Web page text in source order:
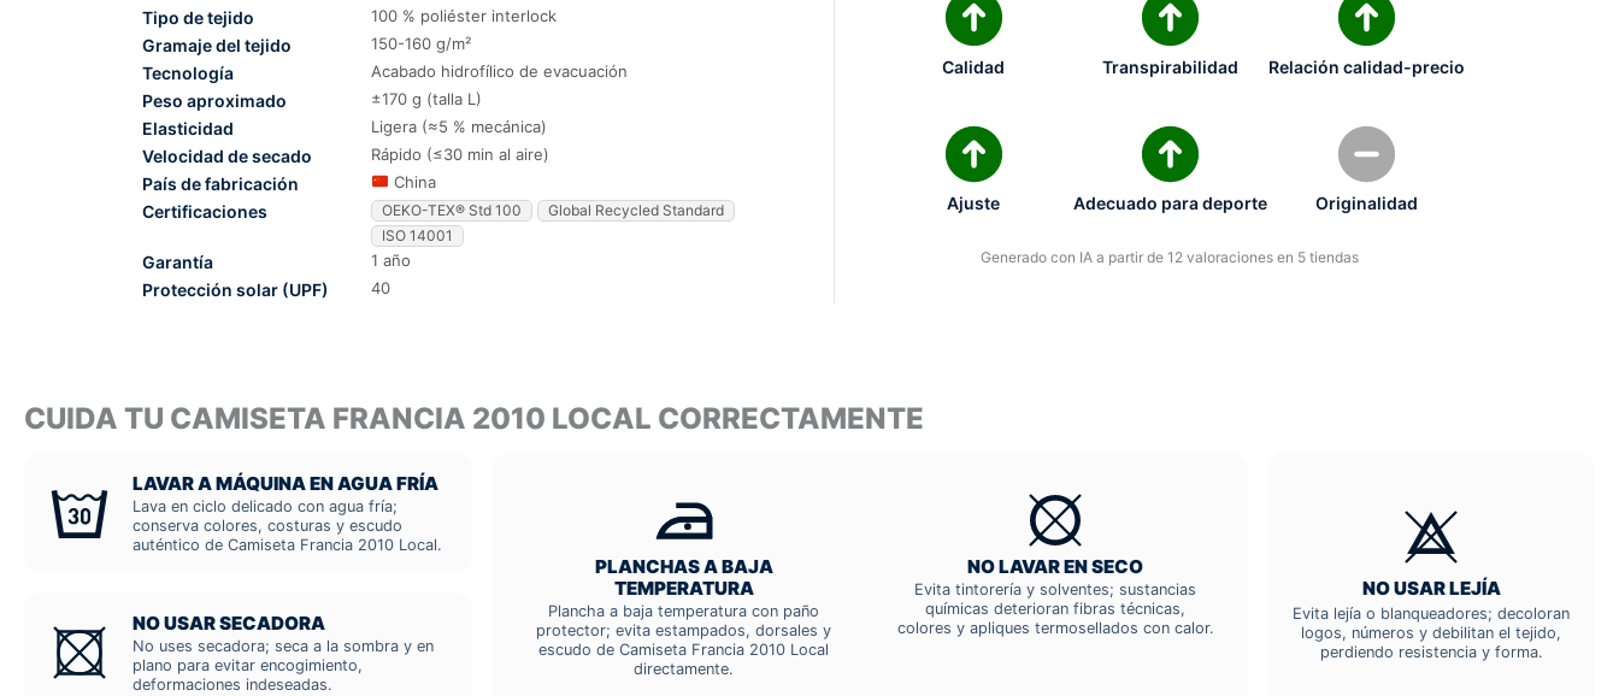
Tipo de tejido 100 % poliéster interlock
Gramaje del tejido 150-160 g/m²
Tecnología Acabado hidrofílico de evacuación
Peso aproximado ±170 g (talla L)
Elasticidad Ligera (≈5 % mecánica)
Velocidad de secado Rápido (≤30 min al aire)
País de fabricación China
Certificaciones OEKO-TEX® Std 100
Global Recycled Standard
ISO 14001
Garantía 1 año
Protección solar (UPF) 40
Calidad Transpirabilidad Relación calidad-precio
Ajuste Adecuado para deporte Originalidad
Generado con IA a partir de 12 valoraciones en 5 tiendas
CUIDA TU CAMISETA FRANCIA 2010 LOCAL CORRECTAMENTE
LAVAR A MÁQUINA EN AGUA FRÍA
Lava en ciclo delicado con agua fría;
conserva colores, costuras y escudo
auténtico de Camiseta Francia 2010 Local.
NO USAR SECADORA
No uses secadora; seca a la sombra y en
plano para evitar encogimiento,
deformaciones indeseadas.
PLANCHAS A BAJA
TEMPERATURA
Plancha a baja temperatura con paño
protector; evita estampados, dorsales y
escudo de Camiseta Francia 2010 Local
directamente.
NO LAVAR EN SECO
Evita tintorería y solventes; sustancias
químicas deterioran fibras técnicas,
colores y apliques termosellados con calor.
NO USAR LEJÍA
Evita lejía o blanqueadores; decoloran
logos, números y debilitan el tejido,
perdiendo resistencia y forma.